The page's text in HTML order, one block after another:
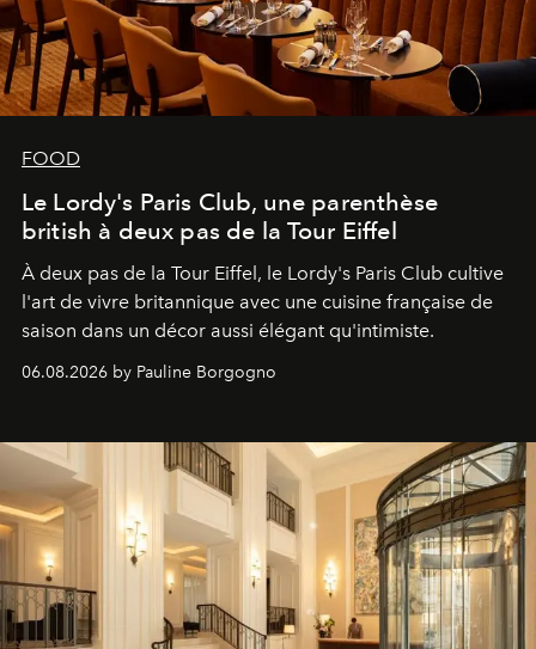
FOOD
Le Lordy's Paris Club, une parenthèse
british à deux pas de la Tour Eiffel
À deux pas de la Tour Eiffel, le Lordy's Paris Club cultive
l'art de vivre britannique avec une cuisine française de
saison dans un décor aussi élégant qu'intimiste.
06.08.2026 by Pauline Borgogno